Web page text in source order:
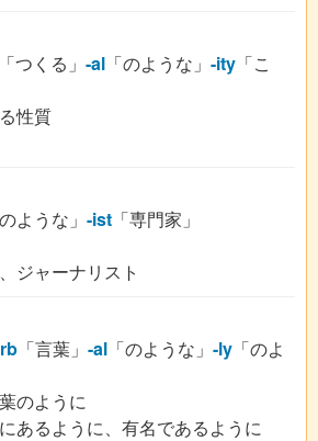
「つくる」 -al 「のような」 -ity 「こ
性質
のような」 -ist 「専門家」
ジャーナリスト
「言葉」 -al 「のような」 -ly 「のよ
のように
あるように、有名であるように